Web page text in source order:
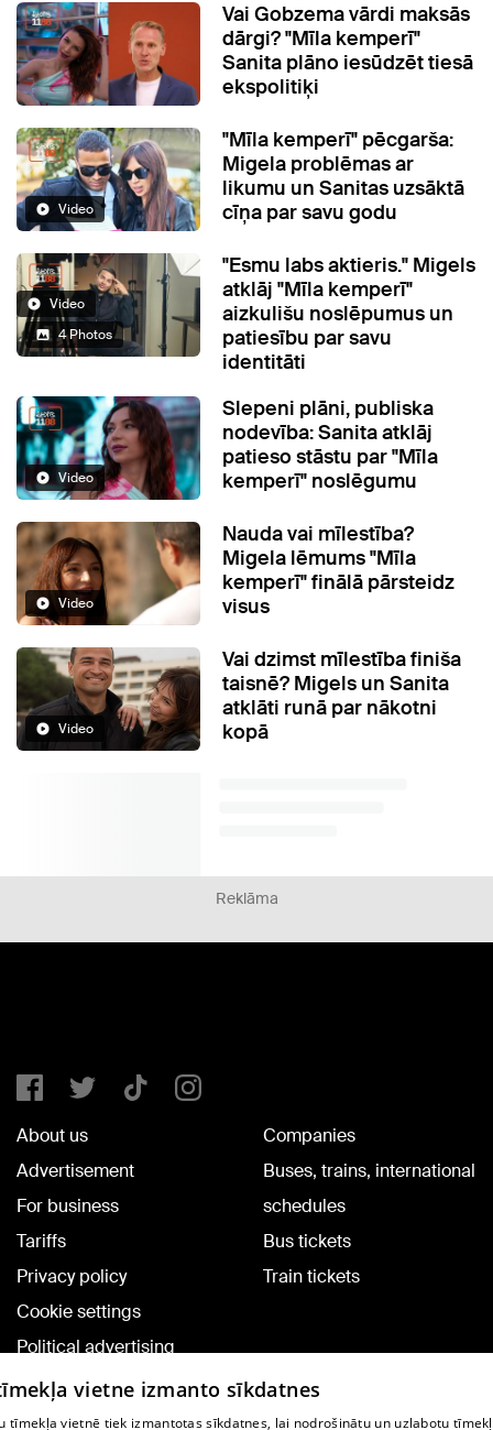
Vai Gobzema vārdi maksās
dārgi? "Mīla kemperī"
Sanita plāno iesūdzēt tiesā
ekspolitiķi
Video
"Mīla kemperī" pēcgarša:
Migela problēmas ar
likumu un Sanitas uzsāktā
cīņa par savu godu
Video
4 Photos
"Esmu labs aktieris." Migels
atklāj "Mīla kemperī"
aizkulišu noslēpumus un
patiesību par savu
identitāti
Video
Slepeni plāni, publiska
nodevība: Sanita atklāj
patieso stāstu par "Mīla
kemperī" noslēgumu
Video
Nauda vai mīlestība?
Migela lēmums "Mīla
kemperī" finālā pārsteidz
visus
Video
Vai dzimst mīlestība finiša
taisnē? Migels un Sanita
atklāti runā par nākotni
kopā
Reklāma
About us
Advertisement
For business
Tariffs
Privacy policy
Cookie settings
Political advertising
Cookie policy
Commenting terms
Companies
Buses, trains, international
schedules
Bus tickets
Train tickets
vietne izmanto sīkdatnes
tīmekļa vietnē tiek izmantotas sīkdatnes, lai nodrošinātu un uzlabotu